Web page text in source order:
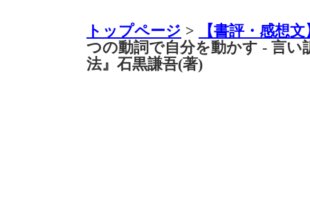
トップページ >
【書評・感想
つの動詞で自分を動かす - 言い
法』石黒謙吾(著)